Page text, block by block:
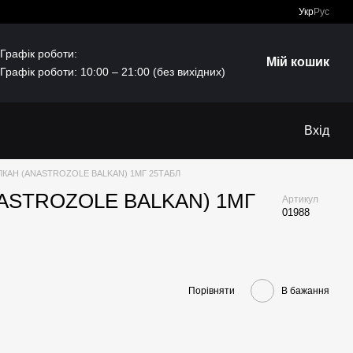
УкрРус
Графік роботи:
Графік роботи: 10:00 – 21:00 (без вихідних)
Мій кошик
Вхід
(ANASTROZOLE BALKAN) 1МГ 25ТАБЛ
BALKAN) 1МГ
Артикул
01988
Порівняти В бажання